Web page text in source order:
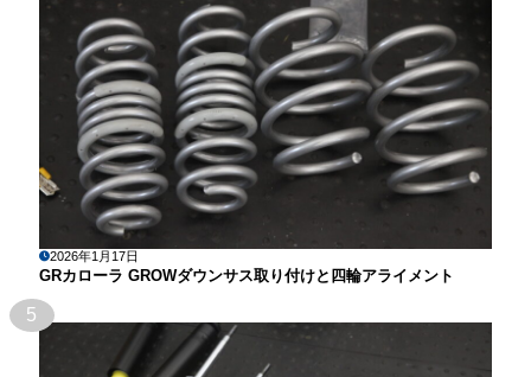
2026年1月17日
GRカローラ GROWダウンサス取り付けと四輪アライメント
5